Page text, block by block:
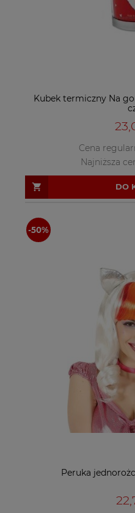
Kubek termiczny Na
Cena
Najniższa
DO
Peruka